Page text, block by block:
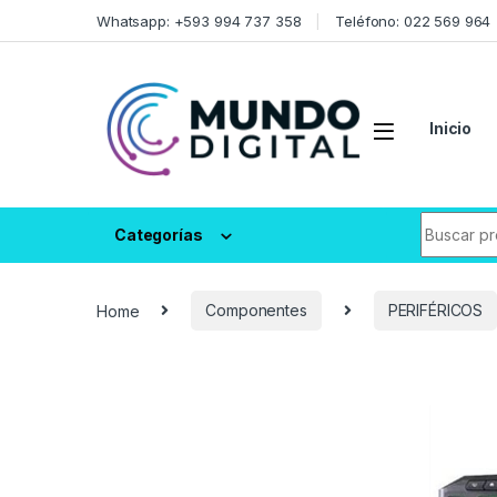
Whatsapp: +593 994 737 358 Teléfono: 022 569 964
Inicio
Categorías
Home Componentes PERIFÉRICOS